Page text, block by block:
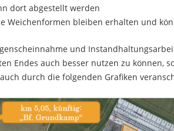
dort abgestellt werden
Weichenformen bleiben erhalten und
und
Endes auch besser nutzen zu können,
durch die folgenden Grafiken